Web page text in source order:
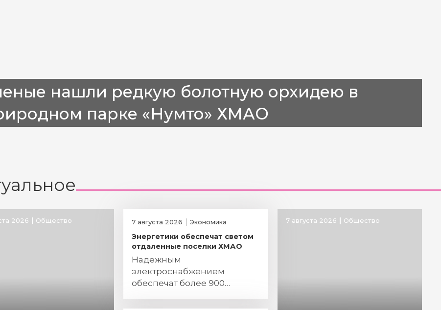
нашли редкую болотную орхидею в
парке «Нумто» ХМАО
2026 Общество 7 августа 2026 Экономика
Энергетики обеспечат светом
отдаленные поселки ХМАО
Надежным
электроснабжением
обеспечат более 900
7 августа 2026 Общество